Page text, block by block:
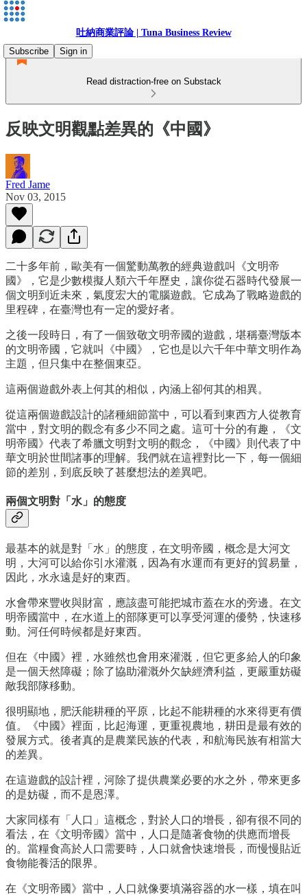
吐納商業評論 | Tuna Business Review
Subscribe
Sign in
Read distraction-free on Substack
反映文明觀點差異的《中國》
Fred Jame
Nov 03, 2015
二十多年前，歐美有一個驚動萬教的經典遊戲叫《文明帝
國》，它是少數模擬人類六千年歷史，讓你從石器時代發展一
個文明到近未來，氣度宏大的電腦遊戲。它成為了戰略遊戲的
里程碑，在臺灣也有一定的愛好者。
之後一段時日，有了一個致敬文明帝國的遊戲，堪稱臺灣版本
的文明帝國，它就叫《中國》，它也是以六千年中華文明作為
主題，但只集中在整個東亞。
這兩個遊戲外表上何其的相似，內涵上卻何其的相異。
從這兩個遊戲設計的諸種細節當中，可以看到東西方人從教育
當中，對文明的觀念有多少不同之處。這可十分的有趣，《文
明帝國》代表了希臘文明對文明的觀念，《中國》則代表了中
華文明於世間諸事的理解。我們就在這裡對比一下，每一個細
節的差別，到底反映了甚麼想法的差異吧。
兩個文明對「水」的態度
最基本的就是對「水」的態度，在文明帝國，概念是大河文
明，大河可以給你引水灌溉，因為有水運而有更好的貿易量，
因此，水永遠是好的東西。
水會帶來豐收與財富，應該盡可能把城市蓋在水的旁邊。在文
明帝國當中，在水道上的部隊更可以享受河運的優勢，快速移
動。河任何時候都是好東西。
但在《中國》裡，水雖然也會用來灌溉，但它更多給人的印象
是一個天然障礙；除了協助灌溉外欠缺經濟利益，更嚴重妨礙
敵我部隊移動。
很明顯地，肥沃能耕種的平原，比起不能耕種的水來得更有價
值。《中國》裡面，比起海運，更重視農地，耕田是最有效的
發展方式。後者真的是農業民族的代表，和航海民族有相當大
的差異。
在這遊戲的設計裡，河除了提供農業必要的水之外，帶來更多
的是妨礙，而不是恩澤。
大家同樣有「人口」這概念，對於人口的增長，卻有很不同的
看法，在《文明帝國》當中，人口是隨著食物的供應而增長
的。當糧食高於人口需要時，人口就會快速增長，而慢慢貼近
食物能養活的限界。
在《文明帝國》當中，人口就像要填滿容器的水一樣，填在叫